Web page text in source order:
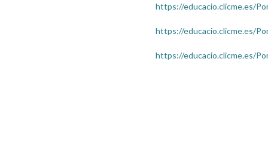
https://educacio.clicme.es/
https://educacio.clicme.es/
https://educacio.clicme.es/